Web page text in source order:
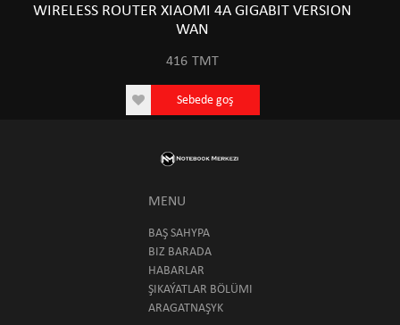
WIRELESS ROUTER XIAOMI 4A GIGABIT VERSION
WAN
416 TMT
Sebede goş
MENU
BAŞ SAHYPA
BIZ BARADA
HABARLAR
ŞIKAÝATLAR BÖLÜMI
ARAGATNAŞYK